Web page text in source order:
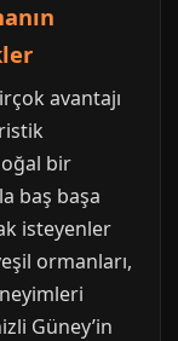
avantajı
bir
baş başa
isteyenler
ormanları,
Güney’in